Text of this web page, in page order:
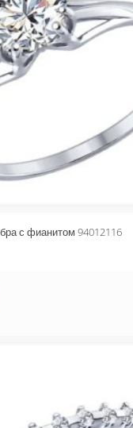
с фианитом 94012116